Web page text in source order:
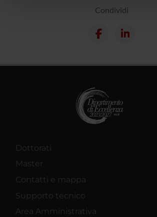
pubblicità e social media, i quali
raccolto dal tuo utilizzo dei loro servizi.
Condividi
Dottorati
Master
Contatti e mappa
Supporto tecnico
Area Amministrativa